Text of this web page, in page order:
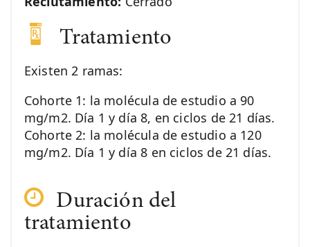
Tratamiento
Existen 2 ramas:
Cohorte 1: la molécula de estudio a 90
mg/m2. Día 1 y día 8, en ciclos de 21 días.
Cohorte 2: la molécula de estudio a 120
mg/m2. Día 1 y día 8 en ciclos de 21 días.
Duración del
tratamiento